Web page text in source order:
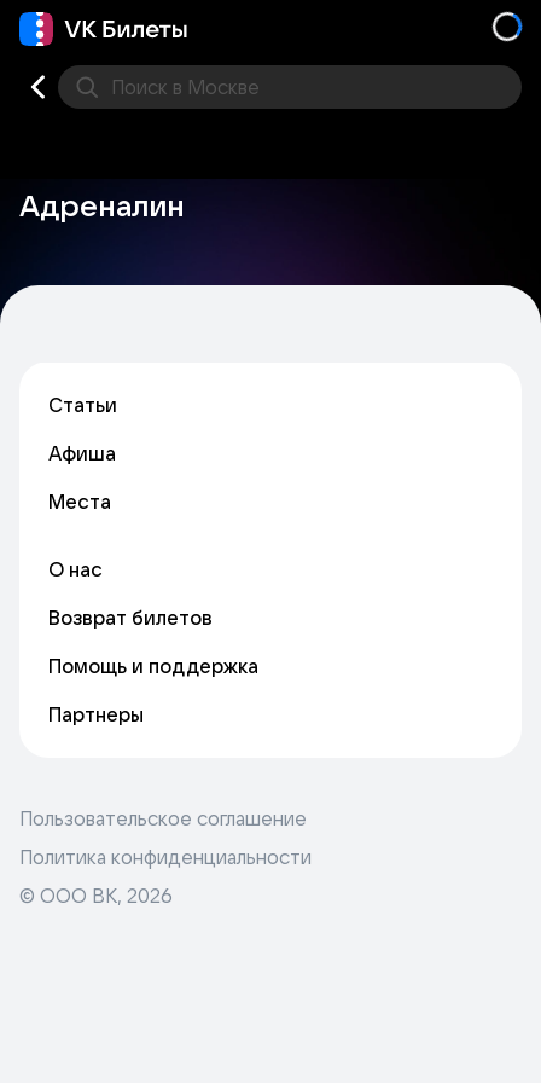
Поиск в Москве
Адреналин
Статьи
Афиша
Места
О нас
Возврат билетов
Помощь и поддержка
Партнеры
Пользовательское соглашение
Политика конфиденциальности
© ООО ВК, 2026